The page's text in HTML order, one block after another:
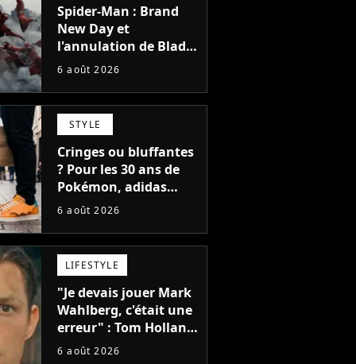
Spider-Man : Brand
New Day et
l'annulation de Blade
montrent que Marvel
faire quoi que ce soit
de simple
6 août 2026
STYLE
Cringes ou bluffantes
? Pour les 30 ans de
Pokémon, adidas
dévoile une énorme
et je ne sais pas quoi
en penser
6 août 2026
LIFESTYLE
"Je devais jouer Mark
Wahlberg, c'était une
erreur" : Tom Holland,
la star de Spider-Man,
6 août 2026